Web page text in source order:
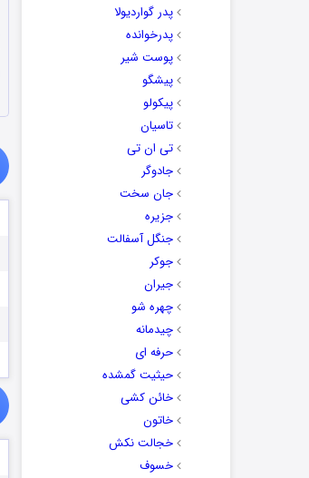
پدر گواردیولا
پدرخوانده
پوست شیر
پیشگو
پیکولو
تاسیان
تی ان تی
جادوگر
جان سخت
جزیره
جنگل آسفالت
جوکر
جیران
چهره شو
چیدمانه
حرفه ای
حیثیت گمشده
خائن کشی
خاتون
خجالت نکش
خسوف